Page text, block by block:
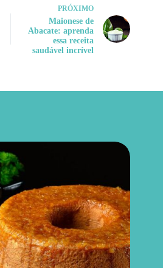
PRÓXIMO
Maionese de
Abacate: aprenda
essa receita
saudável incrível